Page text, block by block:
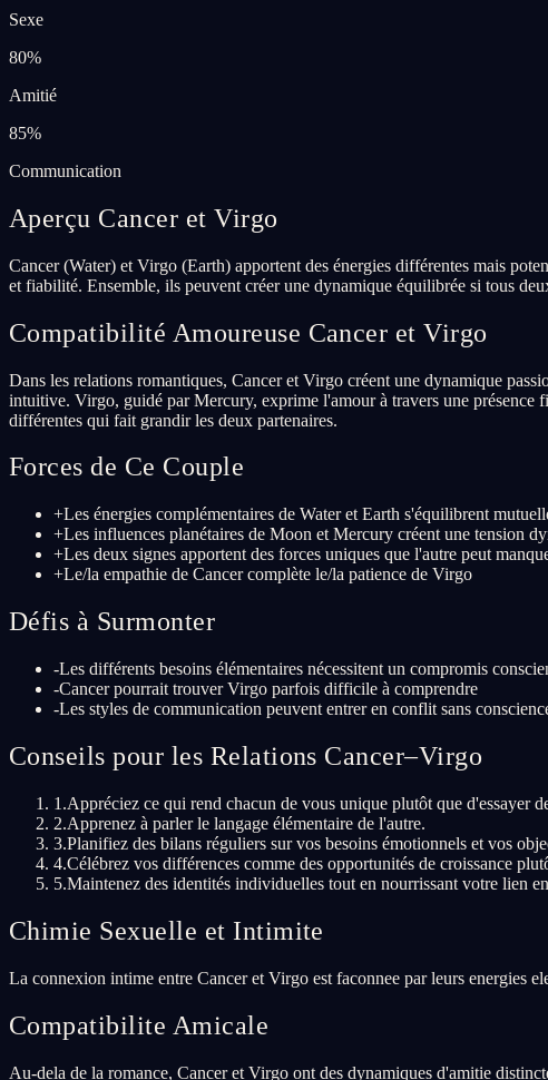
Sexe
80%
Amitié
85%
Communication
Aperçu Cancer et Virgo
Cancer (Water) et Virgo (Earth) apportent des énergies différentes mais
et fiabilité. Ensemble, ils peuvent créer une dynamique équilibrée si tous
Compatibilité Amoureuse Cancer et Virgo
Dans les relations romantiques, Cancer et Virgo créent une dynamique
intuitive. Virgo, guidé par Mercury, exprime l'amour à travers une présence
différentes qui fait grandir les deux partenaires.
Forces de Ce Couple
+Les énergies complémentaires de Water et Earth s'équilibrent
+Les influences planétaires de Moon et Mercury créent une tension
+Les deux signes apportent des forces uniques que l'autre peut
+Le/la empathie de Cancer complète le/la patience de Virgo
Défis à Surmonter
-Les différents besoins élémentaires nécessitent un compromis
-Cancer pourrait trouver Virgo parfois difficile à comprendre
-Les styles de communication peuvent entrer en conflit sans
Conseils pour les Relations Cancer–Virgo
1 .Appréciez ce qui rend chacun de vous unique plutôt que d'essayer
2.Apprenez à parler le langage élémentaire de l'autre.
3.Planifiez des bilans réguliers sur vos besoins émotionnels et vos
4.Célébrez vos différences comme des opportunités de croissance
5.Maintenez des identités individuelles tout en nourrissant votre lien
Chimie Sexuelle et Intimite
La connexion intime entre Cancer et Virgo est faconnee par leurs energies
Compatibilite Amicale
Au-dela de la romance, Cancer et Virgo ont des dynamiques d'amitie